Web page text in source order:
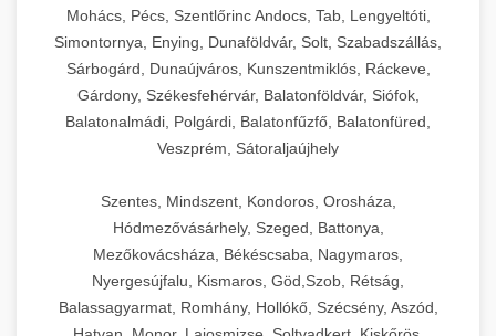
Mohács, Pécs, Szentlőrinc Andocs, Tab, Lengyeltóti,
Simontornya, Enying, Dunaföldvár, Solt, Szabadszállás,
Sárbogárd, Dunaújváros, Kunszentmiklós, Ráckeve,
Gárdony, Székesfehérvár, Balatonföldvár, Siófok,
Balatonalmádi, Polgárdi, Balatonfűzfő, Balatonfüred,
Veszprém, Sátoraljaújhely
Szentes, Mindszent, Kondoros, Orosháza,
Hódmezővásárhely, Szeged, Battonya,
Mezőkovácsháza, Békéscsaba, Nagymaros,
Nyergesújfalu, Kismaros, Göd,Szob, Rétság,
Balassagyarmat, Romhány, Hollókő, Szécsény, Aszód,